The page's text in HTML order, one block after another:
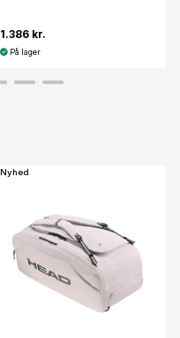
1.386 kr.
På lager
Nyhed